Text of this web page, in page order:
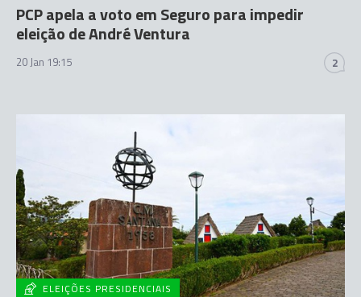
PCP apela a voto em Seguro para impedir
eleição de André Ventura
20 Jan 19:15 2
ELEIÇÕES PRESIDENCIAIS